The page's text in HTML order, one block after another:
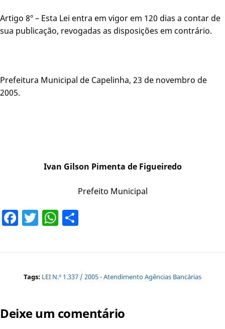
Artigo 8º – Esta Lei entra em vigor em 120 dias a contar de
sua publicação, revogadas as disposições em contrário.
Prefeitura Municipal de Capelinha, 23 de novembro de
2005.
Ivan Gilson Pimenta de Figueiredo
Prefeito Municipal
Facebook
TwitterWhatsApp
Tags: LEI N.º 1.337 / 2005 - Atendimento Agências Bancárias
Deixe um comentário